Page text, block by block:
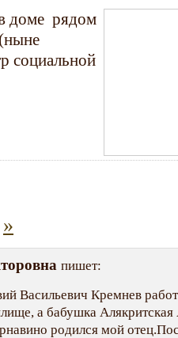
доме рядом
социальной
»
пишет:
Васильевич Кремнев
а бабушка
родился мой